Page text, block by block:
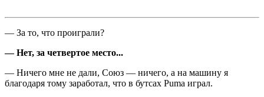
— За то, что проиграли?
— Нет, за четвертое место...
— Ничего мне не дали, Союз — ничего, а на машину я
благодаря тому заработал, что в бутсах Puma играл.